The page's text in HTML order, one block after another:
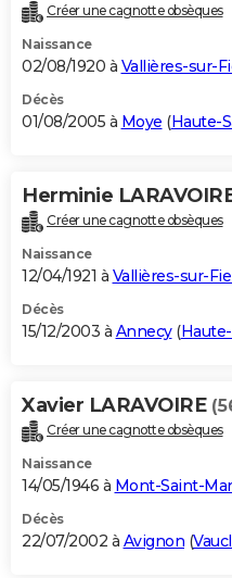
Créer une cagnotte obsèques
Naissance
02/08/1920 à Vallières-sur-
Décès
01/08/2005 à Moye (Haute-
Herminie
Créer une cagnotte obsèques
Naissance
12/04/1921 à Vallières-sur-
Décès
15/12/2003 à Annecy(
Xavier LARAVOIRE
Créer une cagnotte obsèques
Naissance
14/05/1946 à Mont-Saint-
Décès
22/07/2002 à Avignon (